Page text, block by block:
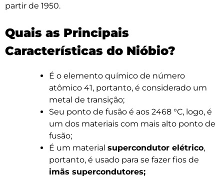
partir de 1950.
Quais as Principais
Características do Nióbio?
É o elemento químico de número
atômico 41, portanto, é considerado um
metal de transição;
Seu ponto de fusão é aos 2468 °C, logo, é
um dos materiais com mais alto ponto de
fusão;
É um material supercondutor elétrico,
portanto, é usado para se fazer fios de
imãs supercondutores;